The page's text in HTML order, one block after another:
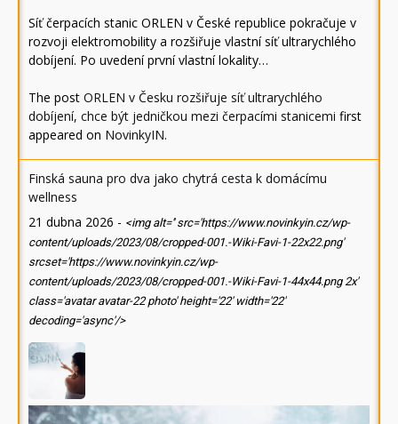
Síť čerpacích stanic ORLEN v České republice pokračuje v
rozvoji elektromobility a rozšiřuje vlastní síť ultrarychlého
dobíjení. Po uvedení první vlastní lokality…
The post ORLEN v Česku rozšiřuje síť ultrarychlého
dobíjení, chce být jedničkou mezi čerpacími stanicemi first
appeared on NovinkyIN.
Finská sauna pro dva jako chytrá cesta k domácímu
wellness
21 dubna 2026 - <img alt='' src='https://www.novinkyin.cz/wp-
content/uploads/2023/08/cropped-001.-Wiki-Favi-1-22x22.png'
srcset='https://www.novinkyin.cz/wp-
content/uploads/2023/08/cropped-001.-Wiki-Favi-1-44x44.png 2x'
class='avatar avatar-22 photo' height='22' width='22'
decoding='async'/>